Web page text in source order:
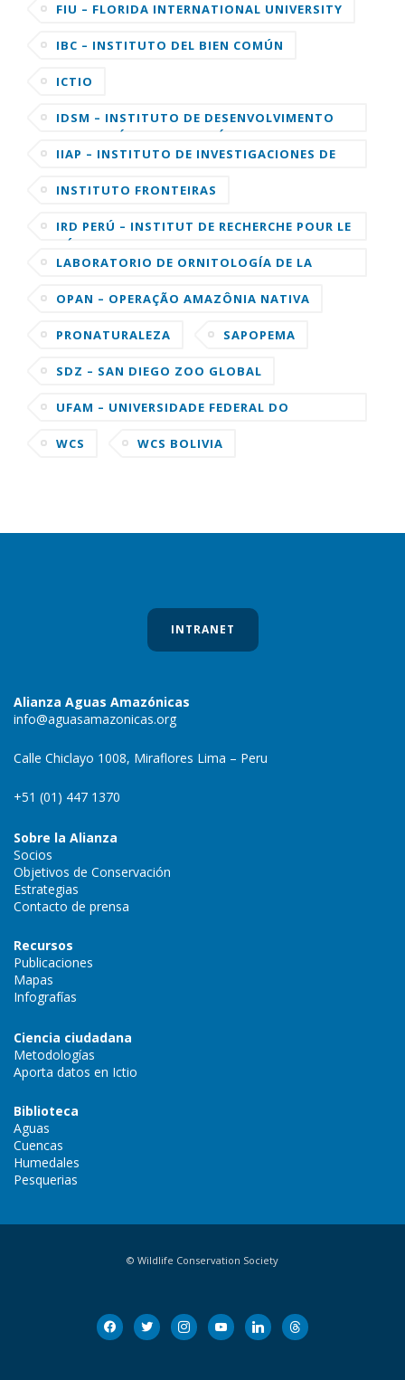
FIU – FLORIDA INTERNATIONAL UNIVERSITY
IBC – INSTITUTO DEL BIEN COMÚN
ICTIO
IDSM – INSTITUTO DE DESENVOLVIMENTO
SUSTENTÁVEL MAMIRAUÁ
IIAP – INSTITUTO DE INVESTIGACIONES DE
INSTITUTO FRONTEIRAS
IRD PERÚ – INSTITUT DE RECHERCHE POUR LE
DÉVELOPPEMENT
LABORATORIO DE ORNITOLOGÍA DE LA
OPAN – OPERAÇÃO AMAZÔNIA NATIVA
PRONATURALEZA SAPOPEMA
SDZ – SAN DIEGO ZOO GLOBAL
UFAM – UNIVERSIDADE FEDERAL DO
WCS
WCS BOLIVIA
INTRANET
Alianza Aguas Amazónicas
info@aguasamazonicas.org
Calle Chiclayo 1008, Miraflores Lima – Peru
+51 (01) 447 1370
Sobre la Alianza
Socios
Objetivos de Conservación
Estrategias
Contacto de prensa
Recursos
Publicaciones
Mapas
Infografías
Ciencia ciudadana
Metodologías
Aporta datos en Ictio
Biblioteca
Aguas
Cuencas
Humedales
Pesquerias
© Wildlife Conservation Society
facebook
twitter instagramyoutubelinkedinthreads